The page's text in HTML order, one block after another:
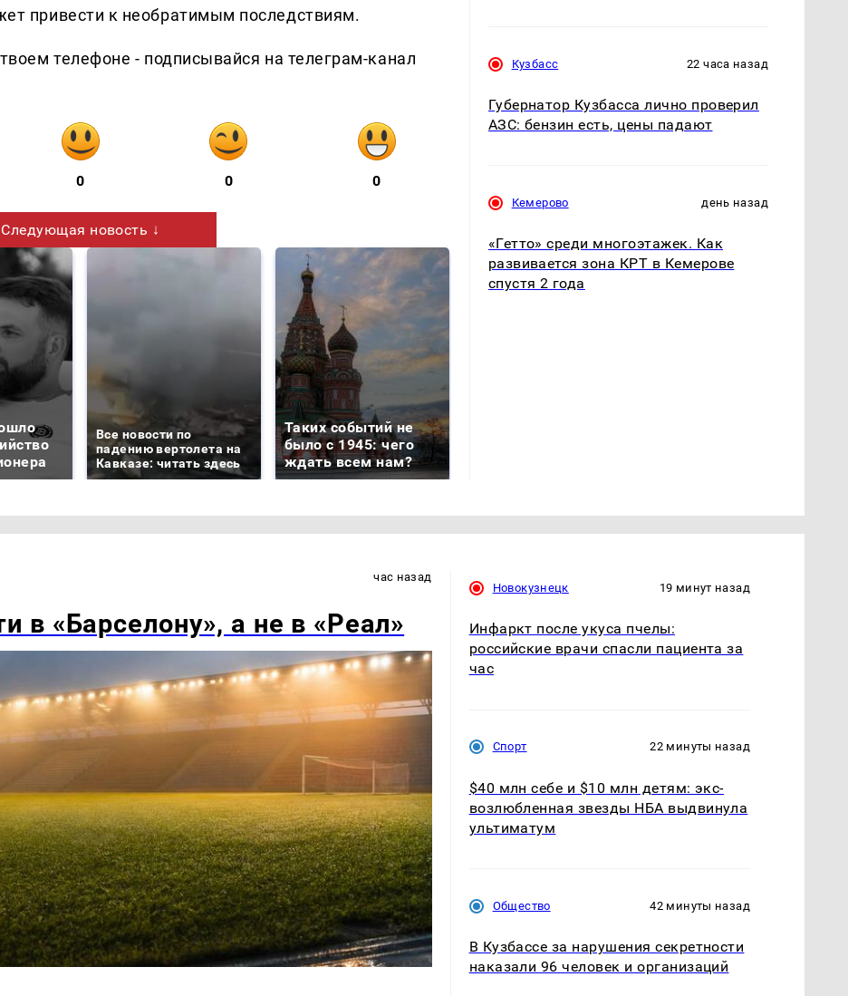
привести к необратимым последствиям.
телефоне - подписывайся на телеграм-канал
0 0 0
Следующая новость ↓
Все новости по
падению вертолета на
Кавказе: читать здесь
Таких событий не
было с 1945: чего
ждать всем нам?
Кузбасс 22 часа назад
Губернатор Кузбасса лично проверил
АЗС: бензин есть, цены падают
Кемерово день назад
«Гетто» среди многоэтажек. Как
развивается зона КРТ в Кемерове
спустя 2 года
час назад
в «Барселону», а не в «Реал»
Новокузнецк 19 минут назад
Инфаркт после укуса пчелы:
российские врачи спасли пациента за
час
Спорт 22 минуты назад
$40 млн себе и $10 млн детям: экс-
возлюбленная звезды НБА выдвинула
ультиматум
Общество 42 минуты назад
В Кузбассе за нарушения секретности
наказали 96 человек и организаций